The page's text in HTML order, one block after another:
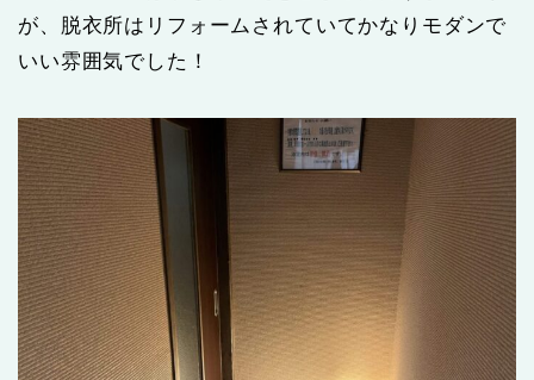
が、脱衣所はリフォームされていてかなりモダンで
いい雰囲気でした！